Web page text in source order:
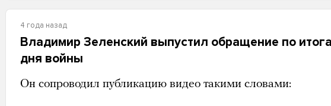
4 года назад
Владимир Зеленский выпустил обращение по
дня войны
Он сопроводил публикацию видео такими словами: